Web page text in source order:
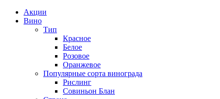
Акции
Вино
Тип
Красное
Белое
Розовое
Оранжевое
Популярные сорта винограда
Рислинг
Совиньон Блан